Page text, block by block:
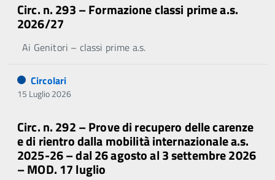
Circ. n. 293 – Formazione classi prime a.s.
2026/27
Ai Genitori – classi prime a.s.
Circolari
15 Luglio 2026
Circ. n. 292 – Prove di recupero delle carenze
e di rientro dalla mobilità internazionale a.s.
2025-26 – dal 26 agosto al 3 settembre 2026
– MOD. 17 luglio